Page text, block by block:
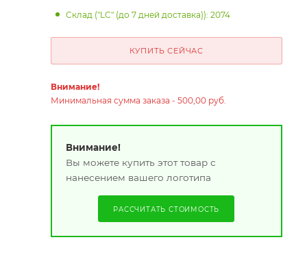
Склад ("LC" (до 7 дней доставка)): 2074
КУПИТЬ СЕЙЧАС
Внимание!
Минимальная сумма заказа - 500,00 руб.
Внимание!
Вы можете купить этот товар с
нанесением вашего логотипа
РАССЧИТАТЬ СТОИМОСТЬ